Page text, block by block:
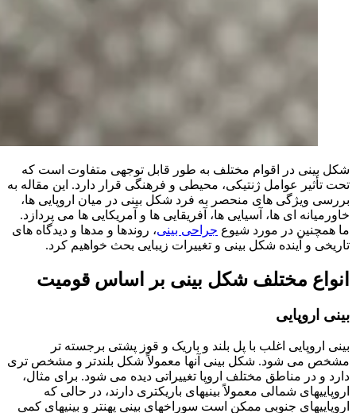
شکل بینی در اقوام مختلف به طور قابل توجهی متفاوت است که
تحت تأثیر عوامل ژنتیکی، محیطی و فرهنگی قرار دارد. این مقاله به
بررسی ویژگی های منحصر به فرد شکل بینی در میان اروپایی ها،
خاورمیانه ای ها، آسیایی ها، آفریقایی ها و آمریکایی ها می پردازد.
ما همچنین در مورد شیوع جراحی بینی، روندها و مدها و دیدگاه های
تاریخی و آینده شکل بینی و تغییرات زیبایی بحث خواهیم کرد.
انواع مختلف شکل بینی بر اساس قومیت
بینی اروپایی
بینی اروپایی اغلب با پل بلند و باریک و قوز پشتی برجسته تر
مشخص می شود. شکل بینی آنها معمولاً شکل بلندتر و مشخص تری
دارد و در مناطق مختلف اروپا تغییراتی دیده می شود. برای مثال،
اروپاییهای شمالی معمولاً بینیهای باریکتری دارند، در حالی که
اروپاییهای جنوبی ممکن است سوراخهای بینی پهنتر و بینیهای کمی